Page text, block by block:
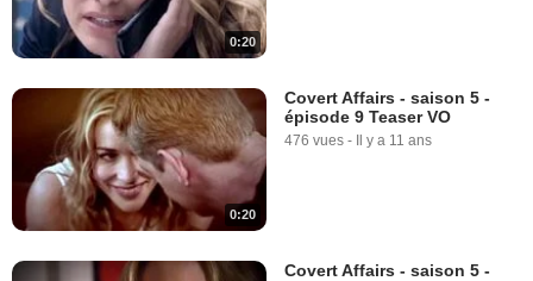
0:20
0:20
Covert Affairs - saison 5 -
épisode 9 Teaser VO
476 vues - Il y a 11 ans
Covert Affairs - saison 5 -